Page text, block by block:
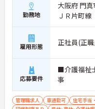
勤務地
大阪府 門
ＪＲ片町
雇用形態 正社員(正
応募要件
■介護福祉
事
管理職求人 車通勤可 住宅手当